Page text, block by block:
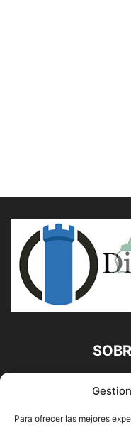
Para ofrecer las mejores
Diario Alhaurín
Francisco E. López
Alhaurín de